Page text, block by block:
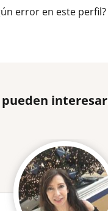
error en este perfil?